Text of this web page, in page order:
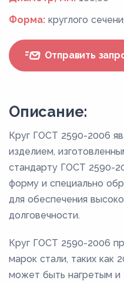
Форма: круглого
Отправить
Описание:
Круг ГОСТ 2590-2006
изделием,
стандарту ГОСТ 2590-
форму и специально
для обеспечения
долговечности.
Круг ГОСТ 2590-2006
марок стали, таких как
может быть нагретым и